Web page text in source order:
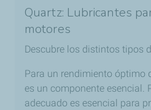
Quartz: Lubricantes
motores
Descubre los distintos tipos
Para un rendimiento óptimo
es un componente esencial.
adecuado es esencial para